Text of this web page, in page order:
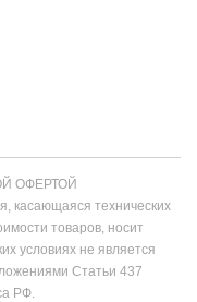
ОФЕРТОЙ
касающаяся технических
товаров, носит
условиях не является
Статьи 437
РФ.